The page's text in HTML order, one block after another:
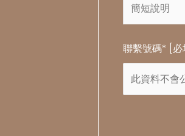
聯繫號碼* [必